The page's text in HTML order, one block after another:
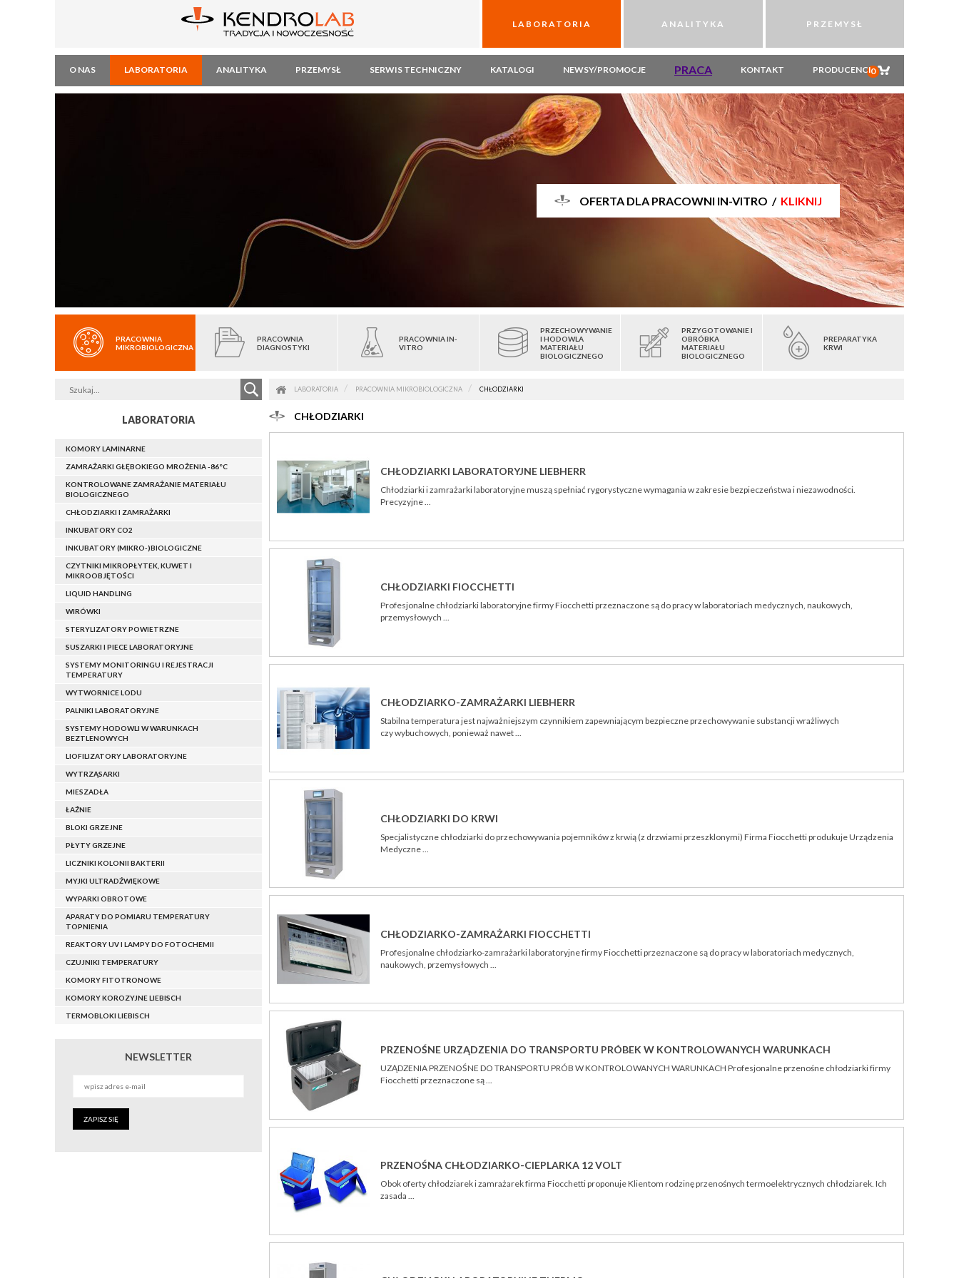
LABORATORIA ANALITYKA PRZEMYSŁ
0
O NAS LABORATORIA ANALITYKA PRZEMYSŁ SERWIS TECHNICZNY KATALOGI NEWSY/PROMOCJE PRACA KONTAKT PRODUCENCI
OFERTA DLA PRACOWNI IN-VITRO / KLIKNIJ
PRACOWNIA
MIKROBIOLOGICZNA
PRACOWNIA
DIAGNOSTYKI
PRACOWNIA IN-
VITRO
PRZECHOWYWANIE
I HODOWLA
MATERIAŁU
BIOLOGICZNEGO
PRZYGOTOWANIE I
OBRÓBKA
MATERIAŁU
BIOLOGICZNEGO
PREPARATYKA
KRWI
LABORATORIA
KOMORY LAMINARNE
ZAMRAŻARKI GŁĘBOKIEGO MROŻENIA -86°C
KONTROLOWANE ZAMRAŻANIE MATERIAŁU
BIOLOGICZNEGO
CHŁODZIARKI I ZAMRAŻARKI
INKUBATORY CO2
INKUBATORY (MIKRO-)BIOLOGICZNE
CZYTNIKI MIKROPŁYTEK, KUWET I
MIKROOBJĘTOŚCI
LIQUID HANDLING
WIRÓWKI
STERYLIZATORY POWIETRZNE
SUSZARKI I PIECE LABORATORYJNE
SYSTEMY MONITORINGU I REJESTRACJI
TEMPERATURY
WYTWORNICE LODU
PALNIKI LABORATORYJNE
SYSTEMY HODOWLI W WARUNKACH
BEZTLENOWYCH
LIOFILIZATORY LABORATORYJNE
WYTRZĄSARKI
MIESZADŁA
ŁAŹNIE
BLOKI GRZEJNE
PŁYTY GRZEJNE
LICZNIKI KOLONII BAKTERII
MYJKI ULTRADŹWIĘKOWE
WYPARKI OBROTOWE
APARATY DO POMIARU TEMPERATURY
TOPNIENIA
REAKTORY UV I LAMPY DO FOTOCHEMII
CZUJNIKI TEMPERATURY
KOMORY FITOTRONOWE
KOMORY KOROZYJNE LIEBISCH
TERMOBLOKI LIEBISCH
NEWSLETTER
ZAPISZ SIĘ
LABORATORIA PRACOWNIA MIKROBIOLOGICZNA CHŁODZIARKI
CHŁODZIARKI
CHŁODZIARKI LABORATORYJNE LIEBHERR
Chłodziarki i zamrażarki laboratoryjne muszą spełniać rygorystyczne wymagania w zakresie bezpieczeństwa i niezawodności.
Precyzyjne ...
CHŁODZIARKI FIOCCHETTI
Profesjonalne chłodziarki laboratoryjne firmy Fiocchetti przeznaczone są do pracy w laboratoriach medycznych, naukowych,
przemysłowych ...
CHŁODZIARKO-ZAMRAŻARKI LIEBHERR
Stabilna temperatura jest najważniejszym czynnikiem zapewniającym bezpieczne przechowywanie substancji wrażliwych
czy wybuchowych, ponieważ nawet ...
CHŁODZIARKI DO KRWI
Specjalistyczne chłodziarki do przechowywania pojemników z krwią (z drzwiami przeszklonymi) Firma Fiocchetti produkuje Urządzenia
Medyczne ...
CHŁODZIARKO-ZAMRAŻARKI FIOCCHETTI
Profesjonalne chłodziarko-zamrażarki laboratoryjne firmy Fiocchetti przeznaczone są do pracy w laboratoriach medycznych,
naukowych, przemysłowych ...
PRZENOŚNE URZĄDZENIA DO TRANSPORTU PRÓBEK W KONTROLOWANYCH WARUNKACH
UZĄDZENIA PRZENOŚNE DO TRANSPORTU PRÓB W KONTROLOWANYCH WARUNKACH Profesjonalne przenośne chłodziarki firmy
Fiocchetti przeznaczone są ...
PRZENOŚNA CHŁODZIARKO-CIEPLARKA 12 VOLT
Obok oferty chłodziarek i zamrażarek firma Fiocchetti proponuje Klientom rodzinę przenośnych termoelektrycznych chłodziarek. Ich
zasada ...